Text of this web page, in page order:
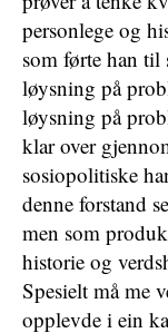
personlege og
som førte han til
løysning på
løysning på
klar over
sosiopolitiske
denne forstand
men som
historie og
Spesielt må me
opplevde i ein